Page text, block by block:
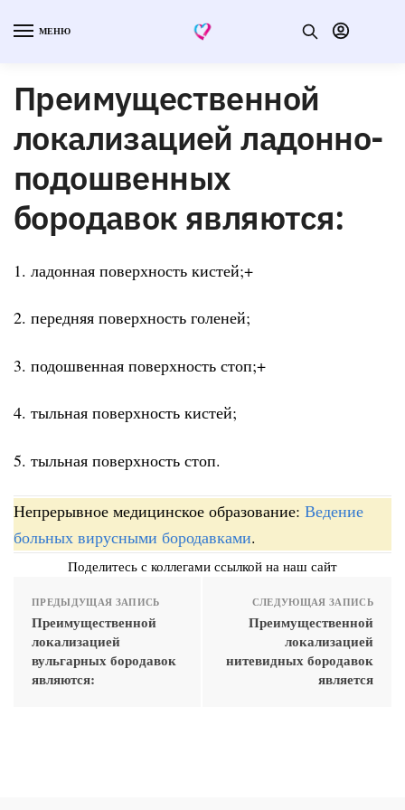
МЕНЮ
Преимущественной
локализацией ладонно-
подошвенных
бородавок являются:
1. ладонная поверхность кистей;+
2. передняя поверхность голеней;
3. подошвенная поверхность стоп;+
4. тыльная поверхность кистей;
5. тыльная поверхность стоп.
Непрерывное медицинское образование: Ведение
больных вирусными бородавками.
Поделитесь с коллегами ссылкой на наш сайт
ПРЕДЫДУЩАЯ ЗАПИСЬ
Преимущественной
локализацией
вульгарных бородавок
являются:
СЛЕДУЮЩАЯ ЗАПИСЬ
Преимущественной
локализацией
нитевидных бородавок
является